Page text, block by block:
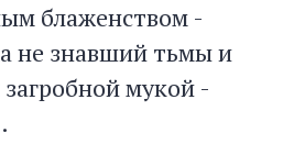
блаженством -
не знавший тьмы и
мукой -